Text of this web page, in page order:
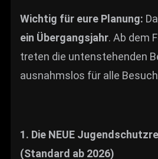
Wichtig für eure Planung:
ein Übergangsjahr. Ab dem
treten die untenstehenden
ausnahmslos für alle
1. Die NEUE
(Standard ab 2026)